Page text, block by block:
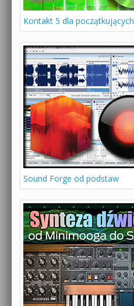
Kontakt 5 dla początkujących
Sound Forge od podstaw